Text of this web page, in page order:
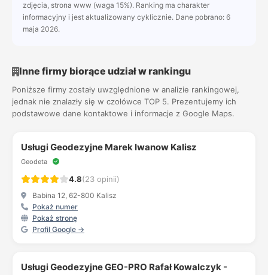
zdjęcia, strona www (waga 15%). Ranking ma charakter
informacyjny i jest aktualizowany cyklicznie. Dane pobrano: 6
maja 2026.
Inne firmy biorące udział w rankingu
Poniższe firmy zostały uwzględnione w analizie rankingowej,
jednak nie znalazły się w czołówce TOP 5. Prezentujemy ich
podstawowe dane kontaktowe i informacje z Google Maps.
Usługi Geodezyjne Marek Iwanow Kalisz
Geodeta
4.8(23 opinii)
Babina 12, 62-800 Kalisz
Pokaż numer
Pokaż stronę
Profil Google →
Usługi Geodezyjne GEO-PRO Rafał Kowalczyk -